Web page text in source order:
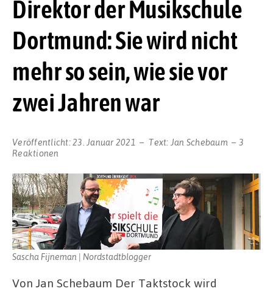
Direktor der Musikschule
Dortmund: Sie wird nicht
mehr so sein, wie sie vor
zwei Jahren war
Veröffentlicht:23. Januar 2021 Text: Jan Schebaum
3
Reaktionen
Sascha Fijneman | Nordstadtblogger
Von Jan Schebaum Der Taktstock wird